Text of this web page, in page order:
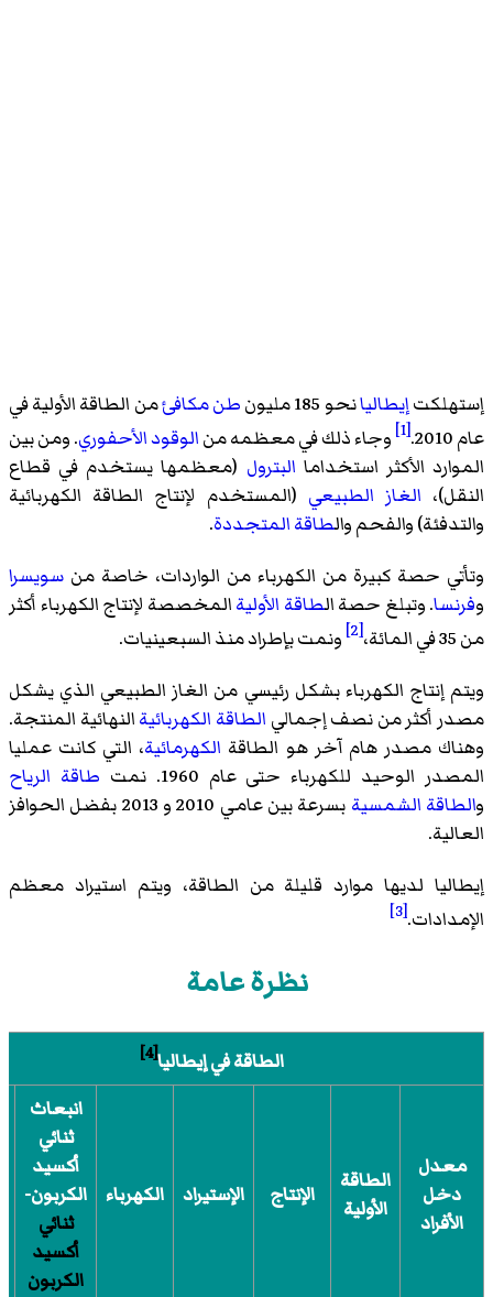
إستهلكتإيطاليانحو 185 مليون طن مكافئمن الطاقة الأولية في
عام 2010.
[1] وجاء ذلك في معظمه منالوقود الأحفوري. ومن بين
الموارد الأكثر استخداما البترول (معظمها يستخدم في قطاع
النقل)، الغاز الطبيعي (المستخدم لإنتاج الطاقة الكهربائية
والتدفئة) والفحم والطاقة المتجددة.
وتأتي حصة كبيرة من الكهرباء من الواردات، خاصة من سويسرا
وفرنسا. وتبلغ حصة الطاقة الأوليةالمخصصة لإنتاج الكهرباء أكثر
من 35 في المائة،
[2]
ونمت بإطراد منذ السبعينيات.
ويتم إنتاج الكهرباء بشكل رئيسي من الغاز الطبيعي الذي يشكل
مصدر أكثر من نصف إجمالي الطاقة الكهربائيةالنهائية المنتجة.
وهناك مصدر هام آخر هو الطاقة الكهرمائية، التي كانت عمليا
المصدر الوحيد للكهرباء حتى عام 1960. نمت
طاقة الرياح
والطاقة الشمسية
بسرعة بين عامي 2010 و 2013 بفضل الحوافز
العالية.
إيطاليا لديها موارد قليلة من الطاقة، ويتم استيراد معظم
الإمدادات.[3]
نظرة عامة
الطاقة في إيطاليا[4]
معدل
دخل
الأفراد
الطاقة
الأولية
الإنتاج الإستيراد الكهرباء
انبعاث
ثنائي
أكسيد
الكربون-
ثنائي
أكسيد
الكربون